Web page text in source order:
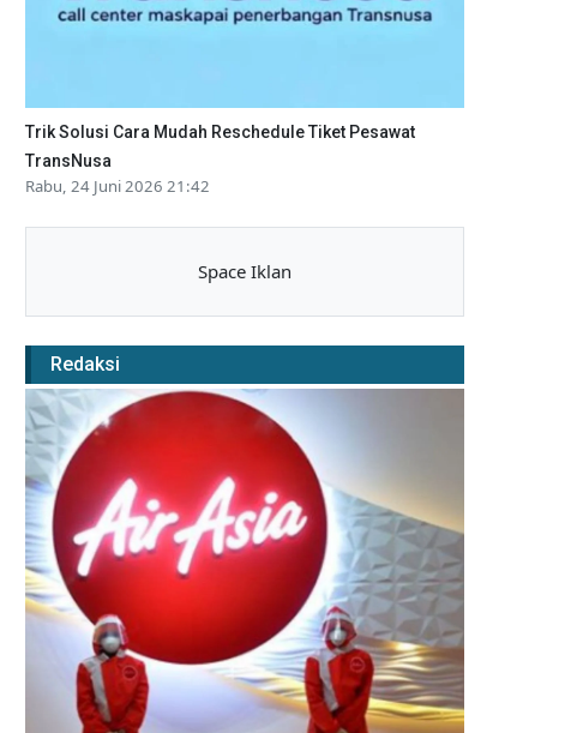
Trik Solusi Cara Mudah Reschedule Tiket Pesawat
TransNusa
Rabu, 24 Juni 2026 21:42
Space Iklan
Redaksi